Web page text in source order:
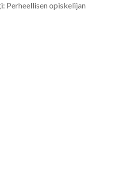
Perheellisen opiskelijan